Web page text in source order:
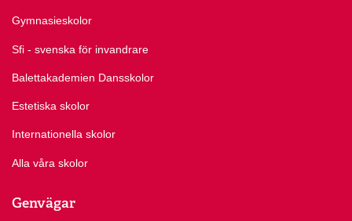
Gymnasieskolor
Sfi - svenska för invandrare
Balettakademien Dansskolor
Estetiska skolor
Internationella skolor
Alla våra skolor
Genvägar